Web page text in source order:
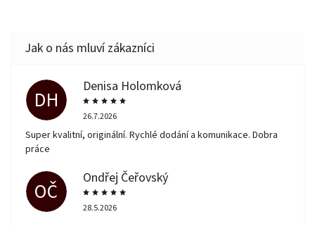
DH
Denisa Holomková
26.7.2026
Super kvalitní, originální. Rychlé dodání a komunikace. Dobra
práce
OČ
Ondřej Čeřovský
28.5.2026